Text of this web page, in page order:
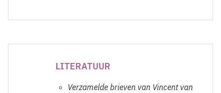
LITERATUUR
Verzamelde brieven van Vincent van